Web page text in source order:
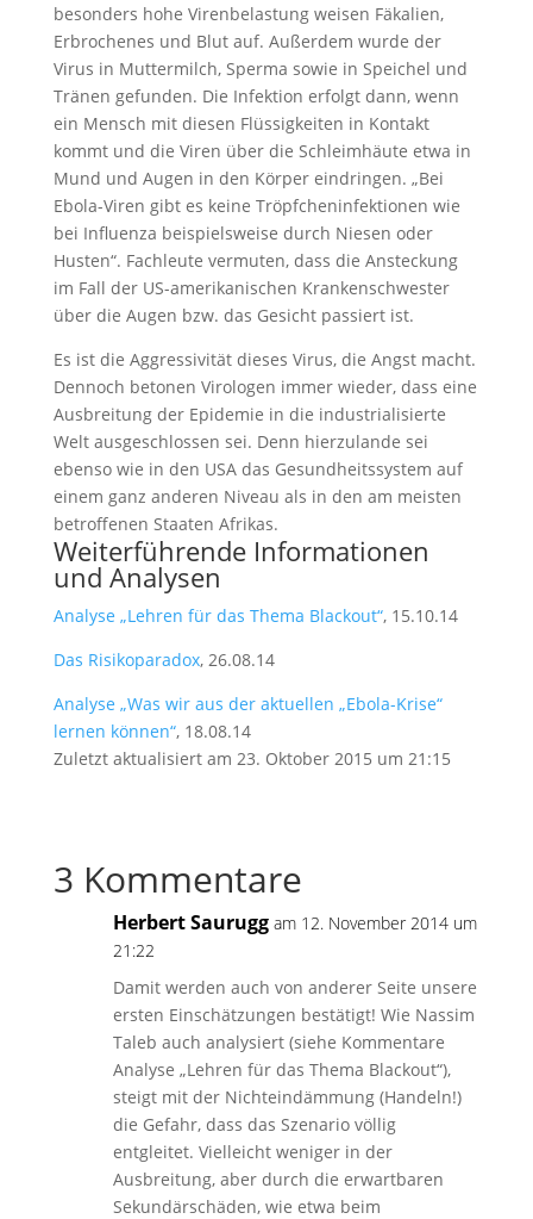
besonders hohe Virenbelastung weisen Fäkalien,
Erbrochenes und Blut auf. Außerdem wurde der
Virus in Muttermilch, Sperma sowie in Speichel und
Tränen gefunden. Die Infektion erfolgt dann, wenn
ein Mensch mit diesen Flüssigkeiten in Kontakt
kommt und die Viren über die Schleimhäute etwa in
Mund und Augen in den Körper eindringen. „Bei
Ebola-Viren gibt es keine Tröpfcheninfektionen wie
bei Influenza beispielsweise durch Niesen oder
Husten“. Fachleute vermuten, dass die Ansteckung
im Fall der US-amerikanischen Krankenschwester
über die Augen bzw. das Gesicht passiert ist.
Es ist die Aggressivität dieses Virus, die Angst macht.
Dennoch betonen Virologen immer wieder, dass eine
Ausbreitung der Epidemie in die industrialisierte
Welt ausgeschlossen sei. Denn hierzulande sei
ebenso wie in den USA das Gesundheitssystem auf
einem ganz anderen Niveau als in den am meisten
betroffenen Staaten Afrikas.
Weiterführende Informationen
und Analysen
Analyse „Lehren für das Thema Blackout“, 15.10.14
Das Risikoparadox, 26.08.14
Analyse „Was wir aus der aktuellen „Ebola-Krise“
lernen können“, 18.08.14
Zuletzt aktualisiert am 23. Oktober 2015 um 21:15
3 Kommentare
Herbert Saurugg am 12. November 2014 um
21:22
Damit werden auch von anderer Seite unsere
ersten Einschätzungen bestätigt! Wie Nassim
Taleb auch analysiert (siehe Kommentare
Analyse „Lehren für das Thema Blackout“),
steigt mit der Nichteindämmung (Handeln!)
die Gefahr, dass das Szenario völlig
entgleitet. Vielleicht weniger in der
Ausbreitung, aber durch die erwartbaren
Sekundärschäden, wie etwa beim